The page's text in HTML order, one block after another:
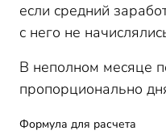
если средний
с него не
В неполном месяце
пропорционально
Формула для расчета